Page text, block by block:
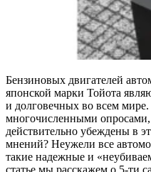
Бензиновых двигателей
японской марки Тойота
и долговечных во всем
многочисленными
действительно убеждены в
мнений? Неужели все
такие надежные и